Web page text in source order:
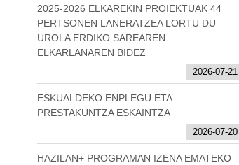
2025-2026 ELKAREKIN PROIEKTUAK 44
PERTSONEN LANERATZEA LORTU DU
UROLA ERDIKO SAREAREN
ELKARLANAREN BIDEZ
2026-07-21
ESKUALDEKO ENPLEGU ETA
PRESTAKUNTZA ESKAINTZA
2026-07-20
HAZILAN+ PROGRAMAN IZENA EMATEKO